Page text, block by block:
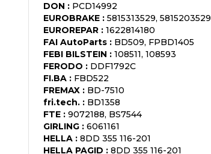
DON : PCD14992
EUROBRAKE : 5815313529, 5815203529
EUROREPAR : 1622814180
FAI AutoParts : BD509, FPBD1405
FEBI BILSTEIN : 108511, 108593
FERODO : DDF1792C
FI.BA : FBD522
FREMAX : BD-7510
fri.tech. : BD1358
FTE : 9072188, BS7544
GIRLING : 6061161
HELLA : 8DD 355 116-201
HELLA PAGID : 8DD 355 116-201